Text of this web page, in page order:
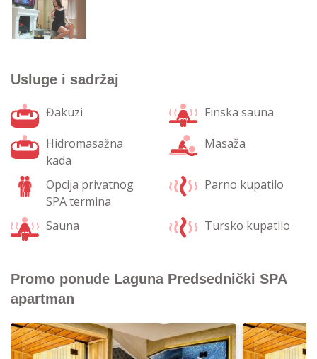
Usluge i sadržaj
Đakuzi
Finska sauna
Hidromasažna
kada
Masaža
Opcija privatnog
SPA termina
Parno kupatilo
Sauna Tursko kupatilo
Promo ponude Laguna Predsednički SPA
apartman